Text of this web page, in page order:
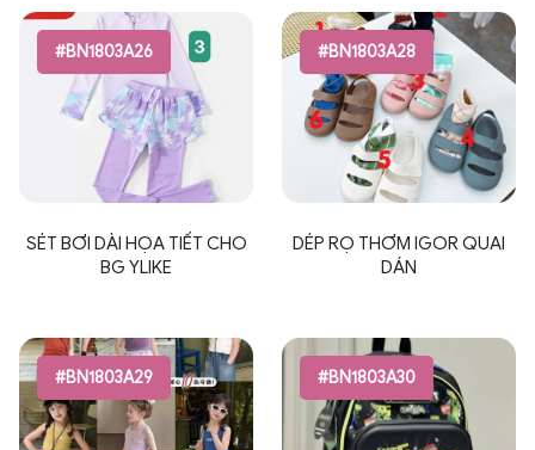
#BN1803A26
SÉT BƠI DÀI HỌA TIẾT CHO
BG YLIKE
#BN1803A28
DÉP RỌ THƠM IGOR QUAI
DÁN
#BN1803A29 #BN1803A30